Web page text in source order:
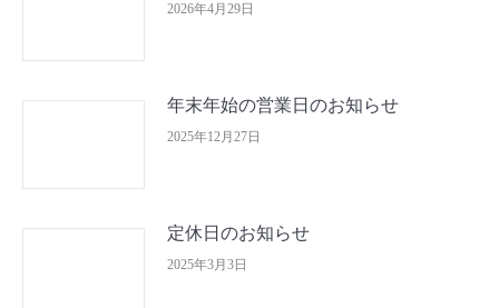
2026年4月29日
年末年始の営業日のお知らせ
2025年12月27日
定休日のお知らせ
2025年3月3日